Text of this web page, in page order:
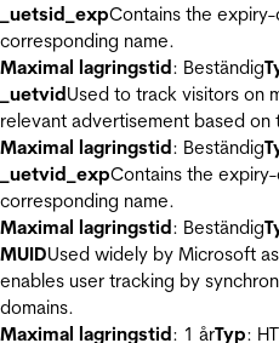
_uetsid_expContains the
corresponding name.
Maximal lagringstid: Beständig
_uetvidUsed to track visitors on
relevant advertisement based
Maximal lagringstid: Beständig
_uetvid_expContains the
corresponding name.
Maximal lagringstid: Beständig
MUIDUsed widely by Microsoft
enables user tracking by
domains.
Maximal lagringstid: 1 årTyp: